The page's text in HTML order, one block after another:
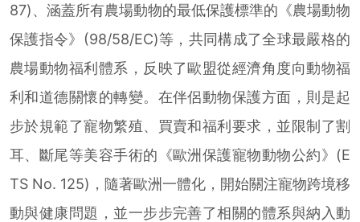
87)、涵蓋所有農場動物的最低保護標準的《農場動物
保護指令》(98/58/EC)等，共同構成了全球最嚴格的
農場動物福利體系，反映了歐盟從經濟角度向動物福
利和道德關懷的轉變。在伴侶動物保護方面，則是起
步於規範了寵物繁殖、買賣和福利要求，並限制了割
耳、斷尾等美容手術的《歐洲保護寵物動物公約》(E
TS No. 125)，隨著歐洲一體化，開始關注寵物跨境移
動與健康問題，並一步步完善了相關的體系與納入動